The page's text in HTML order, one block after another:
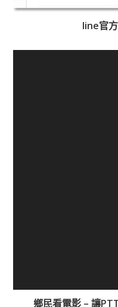
line官
鄉民看電影 – 讓